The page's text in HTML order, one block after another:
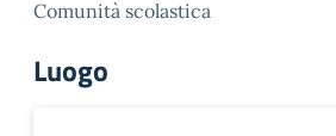
Comunità scolastica
Luogo